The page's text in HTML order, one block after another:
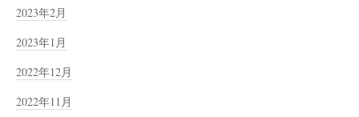
2023年2月
2023年1月
2022年12月
2022年11月